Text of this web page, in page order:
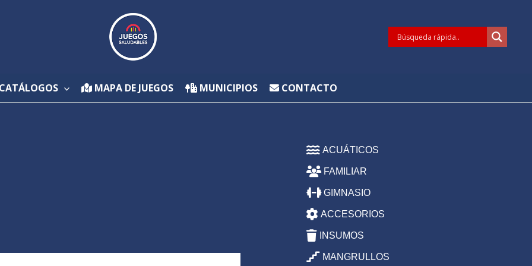
CATÁLOGOS MAPA DE JUEGOS MUNICIPIOS CONTACTO
ACUÁTICOS
FAMILIAR
GIMNASIO
ACCESORIOS
INSUMOS
MANGRULLOS